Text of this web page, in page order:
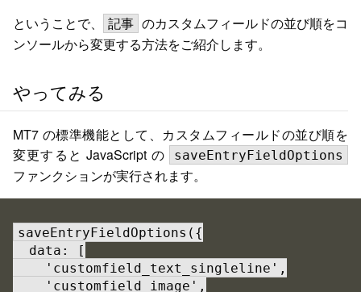
ということで、
記事 のカスタムフィールドの並び順をコ
ンソールから変更する方法をご紹介します。
やってみる
MT7 の標準機能として、カスタムフィールドの並び順を
変更すると JavaScript の
saveEntryFieldOptions
ファンクションが実行されます。
saveEntryFieldOptions({
  data: [
    'customfield_text_singleline',
    'customfield_image',